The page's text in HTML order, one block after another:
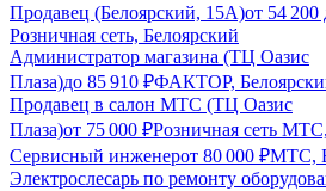
Продавец (Белоярский, 15А)от 54 200
Розничная сеть, Белоярский
Администратор магазина (ТЦ Оазис
Плаза)до 85 910 ₽ФАКТОР,
Продавец в салон МТС (ТЦ Оазис
Плаза)от 75 000 ₽Розничная сеть
Сервисный инженерот 80 000 ₽МТС,
Электрослесарь по ремонту